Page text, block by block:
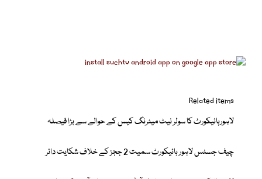
Related items
لاہورہائیکورٹ کا سولر نیٹ میٹرنگ کیس کے حوالے سے بڑا فیصلہ
چیف جسٹس لاہور ہائیکورٹ سمیت 2 ججز کے خلاف شکایت دائر